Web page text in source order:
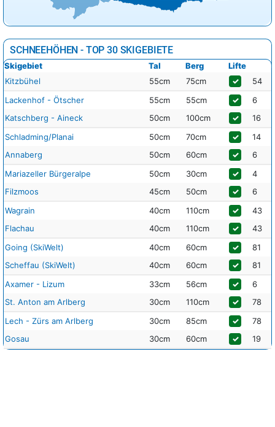
SCHNEEHÖHEN - TOP 30 SKIGEBIETE
Skigebiet Tal Berg
Lifte
Kitzbühel
55cm 75cm ✓
54
Lackenhof - Ötscher
55cm 55cm ✓
6
Katschberg - Aineck
50cm 100cm ✓
16
Schladming/Planai
50cm 70cm ✓
14
Annaberg
50cm 60cm ✓
6
Mariazeller Bürgeralpe
50cm 30cm ✓
4
Filzmoos
45cm 50cm ✓
6
Wagrain
40cm 110cm ✓
43
Flachau
40cm 110cm ✓
43
Going (SkiWelt)
40cm 60cm ✓
81
Scheffau (SkiWelt)
40cm 60cm ✓
81
Axamer - Lizum
33cm 56cm ✓
6
St. Anton am Arlberg
30cm 110cm ✓
78
Lech - Zürs am Arlberg
30cm 85cm ✓
78
Gosau
30cm 60cm ✓ 19